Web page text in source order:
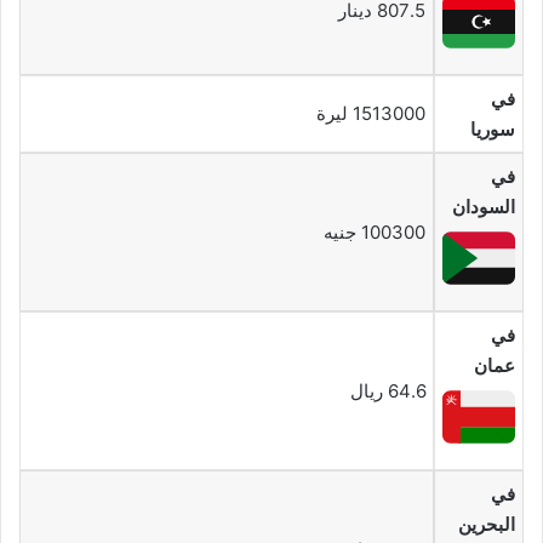
807.5 دينار
في
سوريا
1513000 ليرة
في
السودان
100300 جنيه
في
عمان
64.6 ريال
في
البحرين